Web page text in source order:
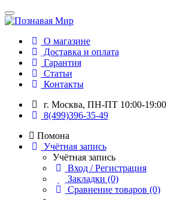
О магазине
Доставка и оплата
Гарантия
Статьи
Контакты
г. Москва, ПН-ПТ 10:00-19:00
8(499)396-35-49
Помона
Учётная запись
Учётная запись
Вход / Регистрация
Закладки (0)
Сравнение товаров (0)